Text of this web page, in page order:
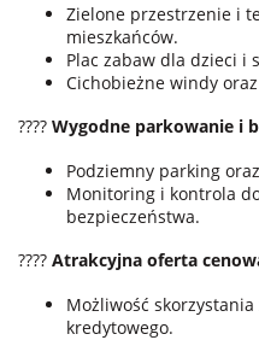
Zielone przestrzenie i
mieszkańców.
Plac zabaw dla dzieci i
Cichobieżne windy
???? Wygodne parkowanie i
Podziemny parking
Monitoring i kontrola
bezpieczeństwa.
???? Atrakcyjna oferta
Możliwość
kredytowego.